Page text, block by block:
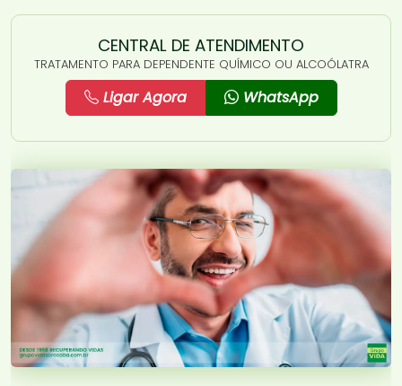
CENTRAL DE ATENDIMENTO
TRATAMENTO PARA DEPENDENTE QUÍMICO OU ALCOÓLATRA
Ligar Agora WhatsApp